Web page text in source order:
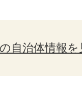
自治体情報を